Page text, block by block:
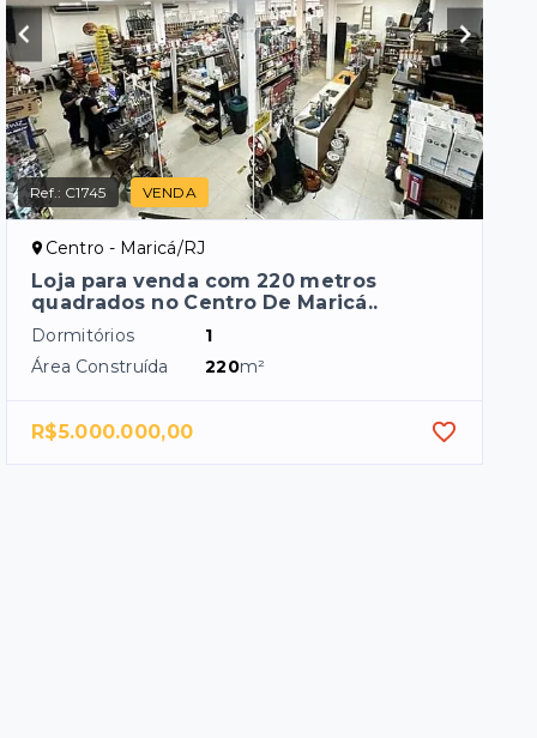
Ref.: C1745 VENDA
Centro - Maricá/RJ
Loja para venda com 220 metros
quadrados no Centro De Maricá..
Dormitórios
1
Área Construída
220m²
R$5.000.000,00